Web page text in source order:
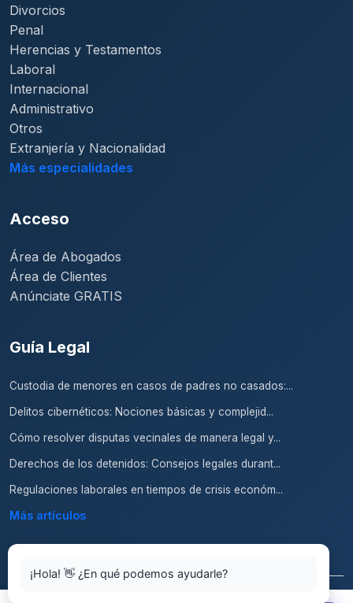
Divorcios
Penal
Herencias y Testamentos
Laboral
Internacional
Administrativo
Otros
Extranjería y Nacionalidad
Más especialidades
Acceso
Área de Abogados
Área de Clientes
Anúnciate GRATIS
Guía Legal
Custodia de menores en casos de padres no casados:...
Delitos cibernéticos: Nociones básicas y complejid...
Cómo resolver disputas vecinales de manera legal y...
Derechos de los detenidos: Consejos legales durant...
Regulaciones laborales en tiempos de crisis económ...
Más artículos
¡Hola! 👋 ¿En qué podemos ayudarle?